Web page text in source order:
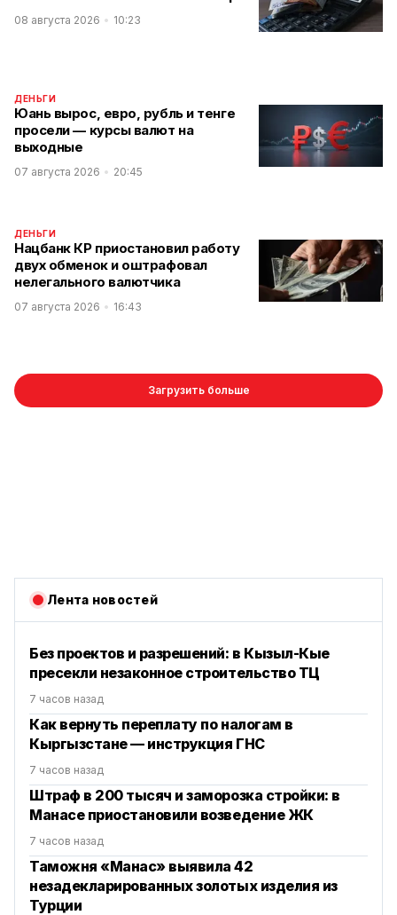
08 августа 2026 10:23
ДЕНЬГИ
Юань вырос, евро, рубль и тенге
просели — курсы валют на
выходные
07 августа 2026 20:45
ДЕНЬГИ
Нацбанк КР приостановил работу
двух обменок и оштрафовал
нелегального валютчика
07 августа 2026 16:43
Загрузить больше
Лента новостей
Без проектов и разрешений: в Кызыл-Кые
пресекли незаконное строительство ТЦ
7 часов назад
Как вернуть переплату по налогам в
Кыргызстане — инструкция ГНС
7 часов назад
Штраф в 200 тысяч и заморозка стройки: в
Манасе приостановили возведение ЖК
7 часов назад
Таможня «Манас» выявила 42
незадекларированных золотых изделия из
Турции